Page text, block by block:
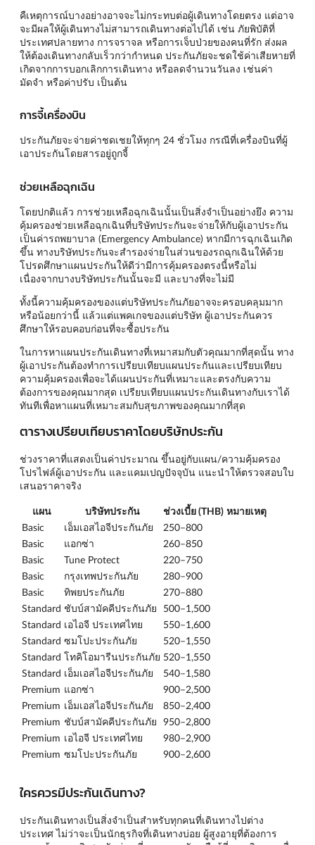
คืเหตุการณ์บางอย่างอาจจะไม่กระทบต่อผู้เดินทางโดยตรง แต่อาจ
จะมีผลให้ผู้เดินทางไม่สามารถเดินทางต่อไปได้ เช่น ภัยพิบัติที่
ประเทศปลายทาง การจราจล หรือการเจ็บป่วยของคนที่รัก ส่งผล
ให้ต้องเดินทางกลับเร็วกว่ากำหนด ประกันภัยจะชดใช้ค่าเสียหายที่
เกิดจากการบอกเลิกการเดินทาง หรือลดจำนวนวันลง เช่นค่า
มัดจำ หรือค่าปรับ เป็นต้น
การจี้เครื่องบิน
ประกันภัยจะจ่ายค่าชดเชยให้ทุกๆ 24 ชั่วโมง กรณีที่เครื่องบินที่ผู้
เอาประกันโดยสารอยู่ถูกจี้
ช่วยเหลือฉุกเฉิน
โดยปกติแล้ว การช่วยเหลือฉุกเฉินนั้นเป็นสิ่งจำเป็นอย่างยึง ความ
คุ้มครองช่วยเหลือฉุกเฉินที่บริษัทประกันจะจ่ายให้กับผู้เอาประกัน
เป็นค่ารถพยาบาล (Emergency Ambulance) หากมีการฉุกเฉินเกิด
ขึ้น ทางบริษัทประกันจะสำรองจ่ายในส่วนของรถฉุกเฉินให้ด้วย
โปรดศึกษาแผนประกันให้ดีว่ามีการคุ้มครองตรงนี้หรือไม่
เนื่องจากบางบริษัทประกันนั้นจะมี และบางที่จะไม่มี
ทั้งนี้ความคุ้มครองของแต่บริษัทประกันภัยอาจจะครอบคลุมมาก
หรือน้อยกว่านี้ แล้วแต่แพคเกจของแต่บริษัท ผู้เอาประกันควร
ศึกษาให้รอบคอบก่อนที่จะซื้อประกัน
ในการหาแผนประกันเดินทางที่เหมาสมกับตัวคุณมากที่สุดนั้น ทาง
ผู้เอาประกันต้องทำการเปรียบเทียบแผนประกันและเปรียบเทียบ
ความคุ้มครองเพื่อจะได้แผนประกันที่เหมาะและตรงกับความ
ต้องการของคุณมากสุด เปรียบเทียบแผนประกันเดินทางกับเราได้
ทันทีเพื่อหาแผนที่เหมาะสมกับสุขภาพของคุณมากที่สุด
ตารางเปรียบเทียบราคาโดยบริษัทประกัน
ช่วงราคาที่แสดงเป็นค่าประมาณ ขึ้นอยู่กับแผน/ความคุ้มครอง
โปรไฟล์ผู้เอาประกัน และแคมเปญปัจจุบัน แนะนำให้ตรวจสอบใบ
เสนอราคาจริง
แผน บริษัทประกัน ช่วงเบี้ย (THB) หมายเหตุ
Basic
เอ็มเอสไอจีประกันภัย
250–800
Basic
แอกซ่า
260–850
Basic
Tune Protect
220–750
Basic
กรุงเทพประกันภัย
280–900
Basic
ทิพยประกันภัย
270–880
Standard ชับบ์สามัคคีประกันภัย
500–1,500
Standard เอไอจี ประเทศไทย
550–1,600
Standard ซมโปะประกันภัย
520–1,550
Standard โทคิโอมารีนประกันภัย 520–1,550
Standard เอ็มเอสไอจีประกันภัย
540–1,580
Premium แอกซ่า
900–2,500
Premium เอ็มเอสไอจีประกันภัย
850–2,400
Premium ชับบ์สามัคคีประกันภัย 950–2,800
Premium เอไอจี ประเทศไทย
980–2,900
Premium ซมโปะประกันภัย 900–2,600
ใครควรมีประกันเดินทาง?
ประกันเดินทางเป็นสิ่งจำเป็นสำหรับทุกคนที่เดินทางไปต่าง
ประเทศ ไม่ว่าจะเป็นนักธุรกิจที่เดินทางบ่อย ผู้สูงอายุที่ต้องการ